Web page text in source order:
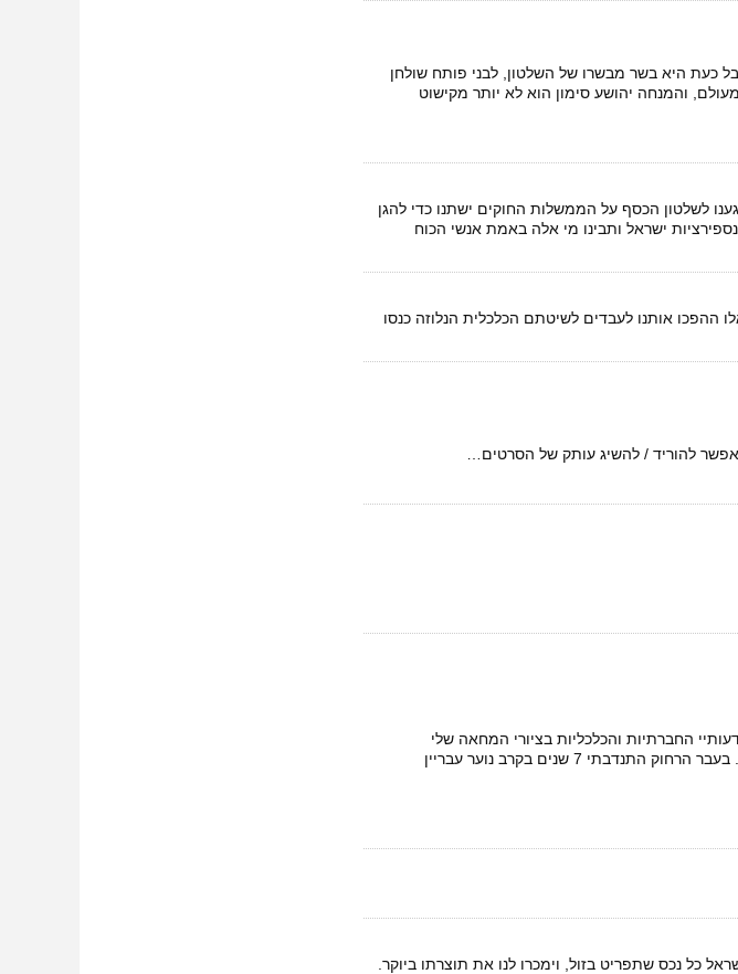
כעת היא בשר מבשרו של השלטון, לבני פותח שולחן
והמנחה יהושע סימון הוא לא יותר מקישוט
לשלטון הכסף על הממשלות החוקים ישתנו כדי להגן
ישראל ותבינו מי אלה באמת אנשי הכוח
ההפכו אותנו לעבדים לשיטתם הכלכלית הנלוזה כנסו
להוריד / להשיג עותק של הסרטים…
החברתיות והכלכליות בציורי המחאה שלי
ובשמחה אתרום אותם למען המטרה המשותפת של כולנולבניית חברה אנושית צודקת ושויונית יותר. בעבר הרחוק התנדבתי 7 שנים בקרב נוער עבריין
כל נכס שתפריט בזול, וימכרו לנו את תוצרתו ביוקר.